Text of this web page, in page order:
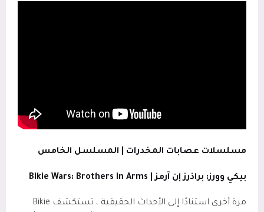
مسلسلات عصابات المخدرات | المسلسل الخامس
بيكي وورز: براذرز إن آرمز | Bikie Wars: Brothers in Arms
مرة أخرى استنادًا إلى الأحداث الحقيقية ، تستكشف Bikie